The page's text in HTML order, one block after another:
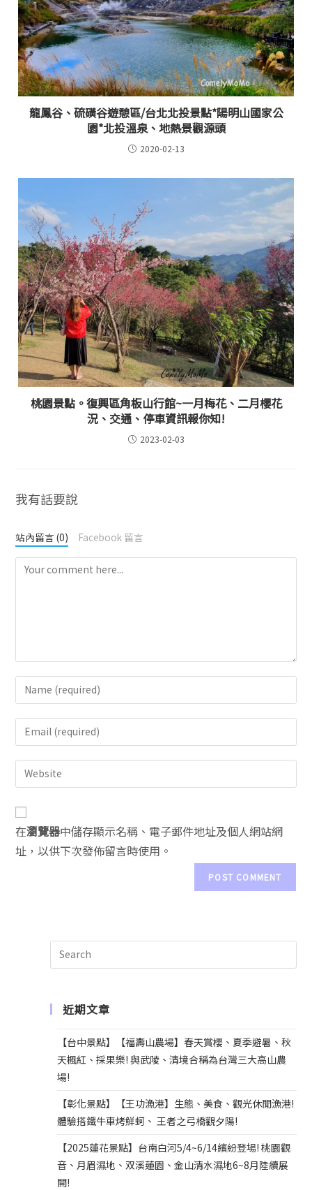
龍鳳谷、硫磺谷遊憩區/台北北投景點*陽明山國家公
園*北投溫泉、地熱景觀源頭
2020-02-13
桃園景點。復興區角板山行館~一月梅花、二月櫻花
況、交通、停車資訊報你知!
2023-02-03
我有話要說
站內留言 (0) Facebook 留言
在瀏覽器中儲存顯示名稱、電子郵件地址及個人網站網
址，以供下次發佈留言時使用。
i
近期文章
【台中景點】【福壽山農場】春天賞櫻、夏季避暑、秋
天楓紅、採果樂! 與武陵、清境合稱為台灣三大高山農
場!
【彰化景點】【王功漁港】生態、美食、觀光休閒漁港!
體驗搭鐵牛車烤鮮蚵、 王者之弓橋觀夕陽!
【2025蓮花景點】台南白河5/4~6/14繽紛登場! 桃園觀
音、月眉濕地、双溪蓮園、金山清水濕地6~8月陸續展
開!